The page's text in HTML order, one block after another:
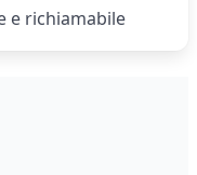
e richiamabile